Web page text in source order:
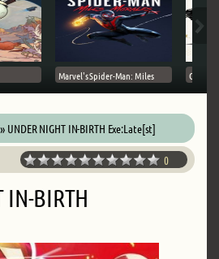
Marvel's Spider-Man: Miles Ghost
UNDER NIGHT IN-BIRTH Exe:Late[st]
0
IN-BIRTH